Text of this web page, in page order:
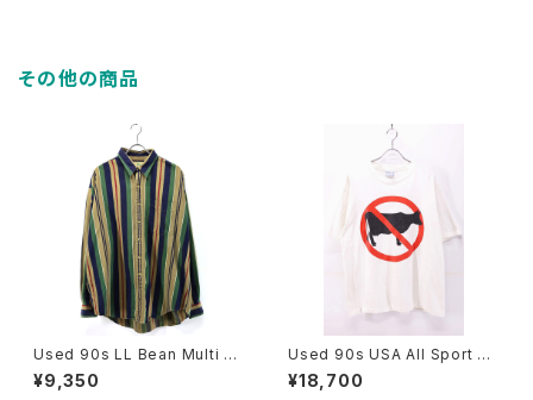
その他の商品
Used 90s LL Bean Multi C
olor Stripes Cotton Shirt Si
ze XL 古着
¥9,350
Used 90s USA All Sport Do
nt Have a Cow Art Messag
e Graphic T-Shirt Size XL
¥18,700